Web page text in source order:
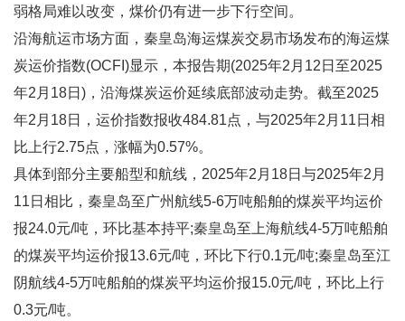
弱格局难以改变，煤价仍有进一步下行空间。
沿海航运市场方面，秦皇岛海运煤炭交易市场发布的海运煤
炭运价指数(OCFI)显示，本报告期(2025年2月12日至2025
年2月18日)，沿海煤炭运价延续底部波动走势。截至2025
年2月18日，运价指数报收484.81点，与2025年2月11日相
比上行2.75点，涨幅为0.57%。
具体到部分主要船型和航线，2025年2月18日与2025年2月
11日相比，秦皇岛至广州航线5-6万吨船舶的煤炭平均运价
报24.0元/吨，环比基本持平;秦皇岛至上海航线4-5万吨船舶
的煤炭平均运价报13.6元/吨，环比下行0.1元/吨;秦皇岛至江
阴航线4-5万吨船舶的煤炭平均运价报15.0元/吨，环比上行
0.3元/吨。